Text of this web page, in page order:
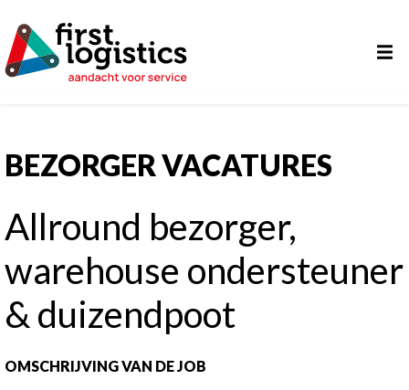
BEZORGER VACATURES
Allround bezorger,
warehouse ondersteuner
& duizendpoot
OMSCHRIJVING VAN DE JOB